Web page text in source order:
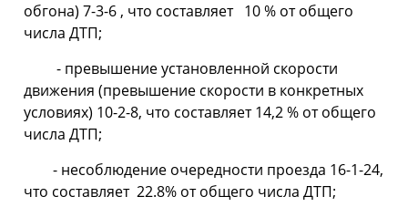
обгона) 7-3-6 , что составляет 10 % от общего
числа ДТП;
- превышение установленной скорости
движения (превышение скорости в конкретных
условиях) 10-2-8, что составляет 14,2 % от общего
числа ДТП;
- несоблюдение очередности проезда 16-1-24,
что составляет 22.8% от общего числа ДТП;